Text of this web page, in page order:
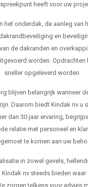
heeft voor uw
het onderdak, de aanleg van
en
de dakranden en
worden. Opdrachten
sneller opgeleverd worden.
blijven belangrijk wanneer
Daarom biedt Kindak nv u
dan 30 jaar ervaring,
relatie met personeel en
te komen aan uw
in zowel gevels,
Kindak nv steeds bieden
zorgen telkens voor advies